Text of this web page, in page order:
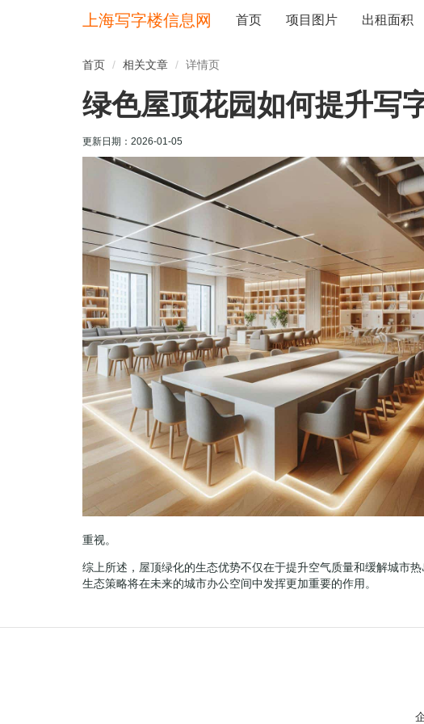
上海写字楼信息网 首页 项目图片 出租面积
首页 相关文章 详情页
绿色屋顶花园如何提升写
更新日期： 2026-01-05
重视。
综上所述，屋顶绿化的生态优势不仅在于提升空气质量和缓解城市
生态策略将在未来的城市办公空间中发挥更加重要的作用。